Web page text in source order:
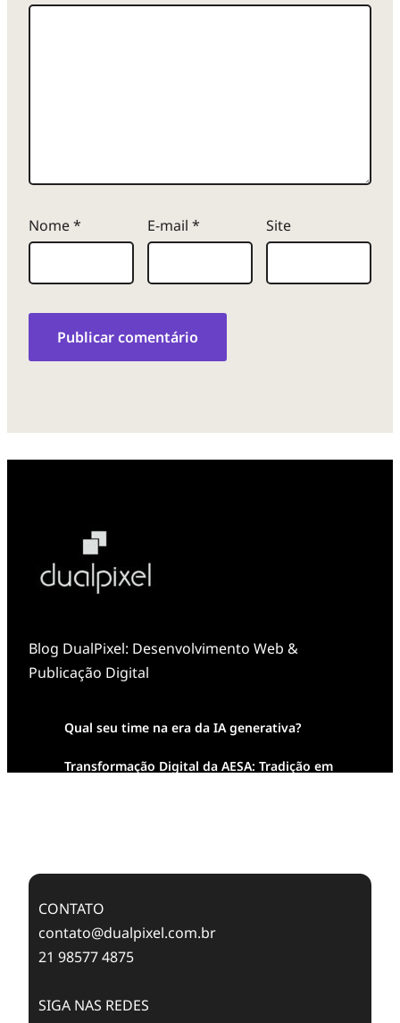
Nome* E-mail * Site
Blog DualPixel: Desenvolvimento Web &
Publicação Digital
Qual seu time na era da IA generativa?
Transformação Digital da AESA: Tradição em
CONTATO
contato@dualpixel.com.br
21 98577 4875
SIGA NAS REDES